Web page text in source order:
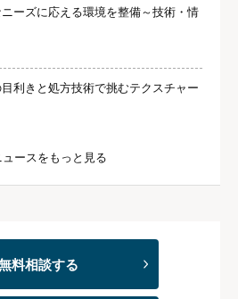
ーズに応える環境を整備～技術・情
利きと処方技術で挑むテクスチャー
ュースをもっと見る
料相談する